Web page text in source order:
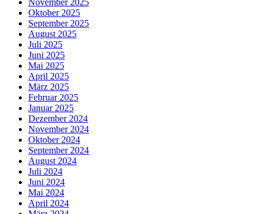
November 2025
Oktober 2025
September 2025
August 2025
Juli 2025
Juni 2025
Mai 2025
April 2025
März 2025
Februar 2025
Januar 2025
Dezember 2024
November 2024
Oktober 2024
September 2024
August 2024
Juli 2024
Juni 2024
Mai 2024
April 2024